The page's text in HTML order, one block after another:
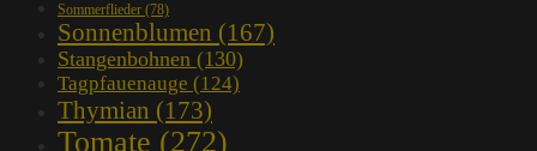
Sommerflieder (78)
Sonnenblumen (167)
Stangenbohnen (130)
Tagpfauenauge (124)
Thymian (173)
Tomate (272)